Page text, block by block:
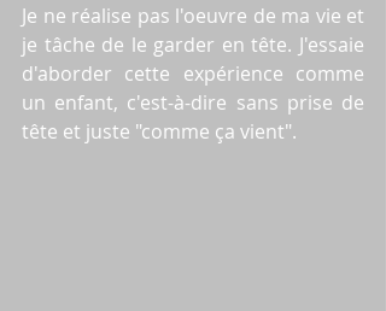
Je ne réalise pas l'oeuvre de ma vie et
je tâche de le garder en tête. J'essaie
d'aborder cette expérience comme
un enfant, c'est-à-dire sans prise de
tête et juste "comme ça vient".